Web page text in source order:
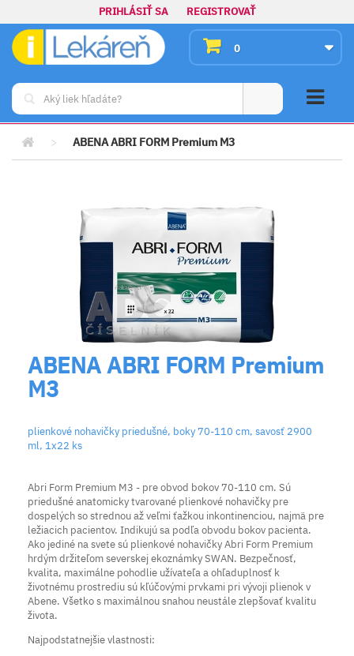
PRIHLÁSIŤ SA REGISTROVAŤ
0
> ABENA ABRI FORM Premium M3
ABENA ABRI FORM Premium
M3
plienkové nohavičky priedušné, boky 70-110 cm, savosť 2900
ml, 1x22 ks
Abri Form Premium M3 - pre obvod bokov 70-110 cm. Sú
priedušné anatomicky tvarované plienkové nohavičky pre
dospelých so strednou až veľmi ťažkou inkontinenciou, najmä pre
ležiacich pacientov. Indikujú sa podľa obvodu bokov pacienta.
Ako jediné na svete sú plienkové nohavičky Abri Form Premium
hrdým držiteľom severskej ekoznámky SWAN. Bezpečnosť,
kvalita, maximálne pohodlie užívateľa a ohľaduplnosť k
životnému prostrediu sú kľúčovými prvkami pri vývoji plienok v
Abene. Všetko s maximálnou snahou neustále zlepšovať kvalitu
života.
Najpodstatnejšie vlastnosti: